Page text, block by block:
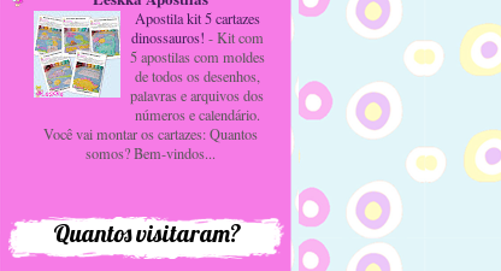
Apostila kit 5 cartazes
dinossauros! -Kit com
5 apostilas com moldes
de todos os desenhos,
palavras e arquivos dos
números e calendário.
Você vai montar os cartazes: Quantos
somos? Bem-vindos...
Quantos visitaram?